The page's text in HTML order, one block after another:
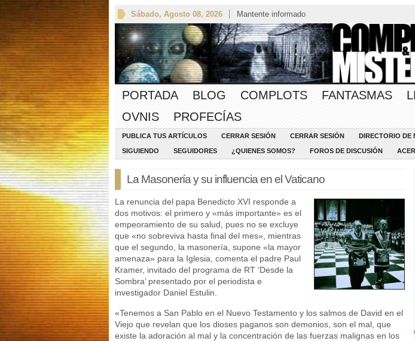
Sábado, Agosto 08, 2026 Mantente informado
PORTADA BLOG COMPLOTS FANTASMAS
OVNIS
PROFECÍAS
PUBLICA TUS ARTÍCULOS CERRAR SESIÓN CERRAR SESIÓN DIRECTORIO DE
SIGUIENDO SEGUIDORES ¿QUIENES SOMOS? FOROS DE DISCUSIÓN
La Masonería y su influencia en el Vaticano
La renuncia del papa Benedicto XVI responde a
dos motivos: el primero y «más importante» es el
empeoramiento de su salud, pues no se excluye
que «no sobreviva hasta final del mes», mientras
que el segundo, la masonería, supone «la mayor
amenaza» para la Iglesia, comenta el padre Paul
Kramer, invitado del programa de RT ‘Desde la
Sombra’ presentado por el periodista e
investigador Daniel Estulin.
«Tenemos a San Pablo en el Nuevo Testamento y los salmos de David en el
Viejo que revelan que los dioses paganos son demonios, son el mal, que
existe la adoración al mal y la concentración de las fuerzas malignas en los